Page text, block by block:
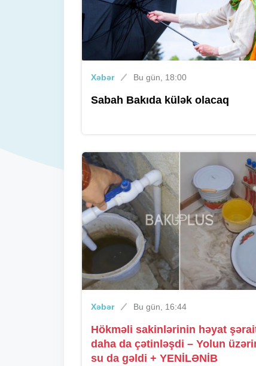
Xəbər Bu gün, 18:00
Sabah Bakıda külək olacaq
Xəbər Bu gün, 16:44
Hökməli sakinlərinin həyat
daha da çətinləşdi – Yolun
su da gəldi + YENİLƏNİB